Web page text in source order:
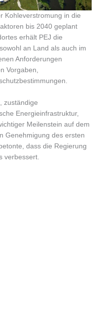
Kohleverstromung in die
bis 2040 geplant
erhält PEJ die
an Land als auch im
Anforderungen
Vorgaben,
zuständige
Energieinfrastruktur,
Meilenstein auf dem
Genehmigung des ersten
dass die Regierung
verbessert.